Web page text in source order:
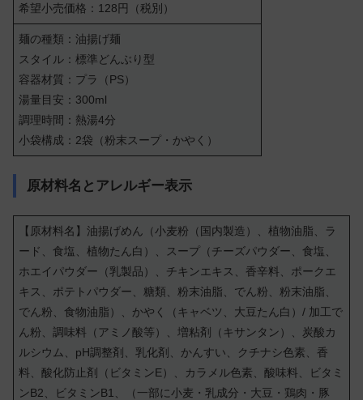
希望小売価格：128円（税別）
麺の種類：油揚げ麺
スタイル：標準どんぶり型
容器材質：プラ（PS）
湯量目安：300ml
調理時間：熱湯4分
小袋構成：2袋（粉末スープ・かやく）
原材料名とアレルギー表示
【原材料名】油揚げめん（小麦粉（国内製造）、植物油脂、ラ
ード、食塩、植物たん白）、スープ（チーズパウダー、食塩、
ホエイパウダー（乳製品）、チキンエキス、香辛料、ポークエ
キス、ポテトパウダー、糖類、粉末油脂、でん粉、粉末油脂、
でん粉、食物油脂）、かやく（キャベツ、大豆たん白）/ 加工で
ん粉、調味料（アミノ酸等）、増粘剤（キサンタン）、炭酸カ
ルシウム、pH調整剤、乳化剤、かんすい、クチナシ色素、香
料、酸化防止剤（ビタミンE）、カラメル色素、酸味料、ビタミ
ンB2、ビタミンB1、（一部に小麦・乳成分・大豆・鶏肉・豚